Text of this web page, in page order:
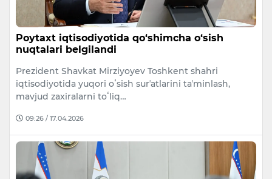
Poytaxt iqtisodiyotida qo‘shimcha o‘sish
nuqtalari belgilandi
Prezident Shavkat Mirziyoyev Toshkent shahri
iqtisodiyotida yuqori oʻsish surʼatlarini taʼminlash,
mavjud zaxiralarni toʻliq…
09:26 / 17.04.2026